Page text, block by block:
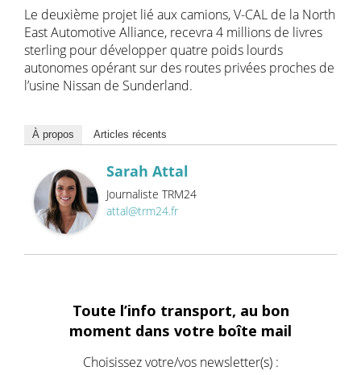
Le deuxième projet lié aux camions, V-CAL de la North
East Automotive Alliance, recevra 4 millions de livres
sterling pour développer quatre poids lourds
autonomes opérant sur des routes privées proches de
l’usine Nissan de Sunderland.
À propos Articles récents
Sarah Attal
Journaliste TRM24
attal@trm24.fr
Toute l’info transport, au bon
moment dans votre boîte mail
Choisissez votre/vos newsletter(s) :